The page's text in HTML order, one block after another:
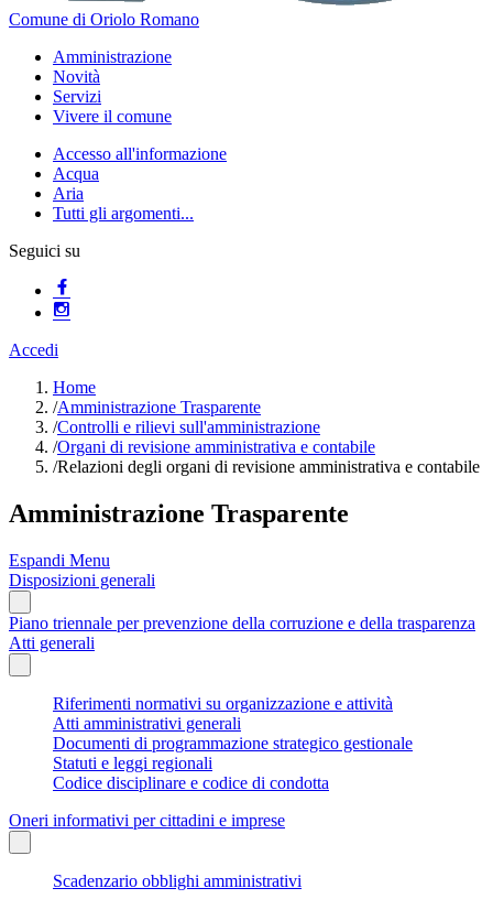
Comune di Oriolo Romano
Amministrazione
Novità
Servizi
Vivere il comune
Accesso all'informazione
Acqua
Aria
Tutti gli argomenti...
Seguici su
Accedi
Home
/Amministrazione Trasparente
/Controlli e rilievi sull'amministrazione
/Organi di revisione amministrativa e contabile
/Relazioni degli organi di revisione amministrativa e contabile
Amministrazione Trasparente
Espandi Menu
Disposizioni generali
Piano triennale per prevenzione della corruzione e della trasparenza
Atti generali
Riferimenti normativi su organizzazione e attività
Atti amministrativi generali
Documenti di programmazione strategico gestionale
Statuti e leggi regionali
Codice disciplinare e codice di condotta
Oneri informativi per cittadini e imprese
Scadenzario obblighi amministrativi